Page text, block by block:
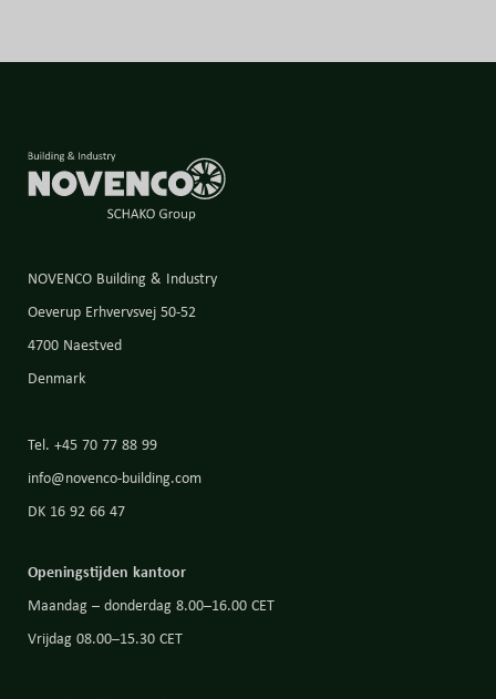
NOVENCO Building & Industry
Oeverup Erhvervsvej 50-52
4700 Naestved
Denmark
Tel. +45 70 77 88 99
info@novenco-building.com
DK 16 92 66 47
Openingstijden kantoor
Maandag – donderdag 8.00–16.00 CET
Vrijdag 08.00–15.30 CET